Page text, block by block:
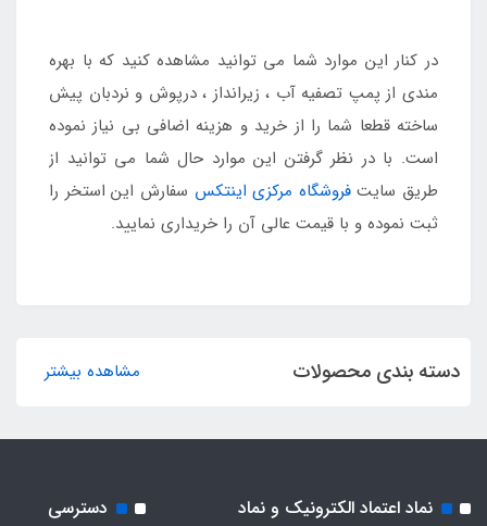
در کنار این موارد شما می توانید مشاهده کنید که با بهره
مندی از پمپ تصفیه آب ، زیرانداز ، درپوش و نردبان پیش
ساخته قطعا شما را از خرید و هزینه اضافی بی نیاز نموده
است. با در نظر گرفتن این موارد حال شما می توانید از
طریق سایتفروشگاه مرکزی اینتکس سفارش این استخر را
ثبت نموده و با قیمت عالی آن را خریداری نمایید.
دسته بندی محصولات مشاهده بیشتر
نماد اعتماد الکترونیک و نماد
دسترسی